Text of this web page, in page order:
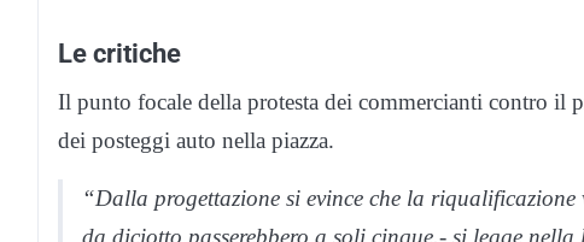
Le critiche
Il punto focale della protesta dei commercianti contro il
dei posteggi auto nella piazza.
“Dalla progettazione si evince che la
da diciotto passerebbero a soli cinque.- si legge